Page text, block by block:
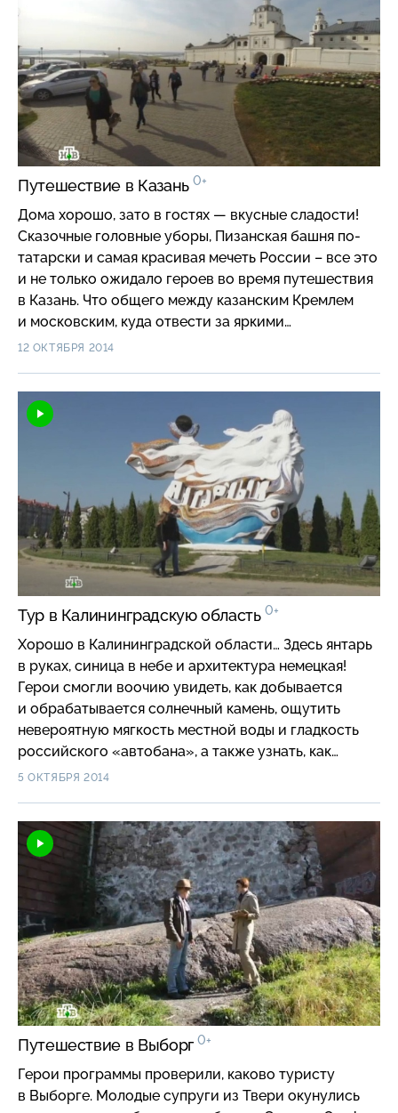
Путешествие в Казань0+
Дома хорошо, зато в гостях — вкусные сладости!
Сказочные головные уборы, Пизанская башня по-
татарски и самая красивая мечеть России – все это
и не только ожидало героев во время путешествия
в Казань. Что общего между казанским Кремлем
и московским, куда отвести за яркими
впечатлениями маленького ребенка и какой шанс
12 ОКТЯБРЯ 2014
Тур в Калининградскую область0+
Хорошо в Калининградской области… Здесь янтарь
в руках, синица в небе и архитектура немецкая!
Герои смогли воочию увидеть, как добывается
и обрабатывается солнечный камень, ощутить
невероятную мягкость местной воды и гладкость
российского «автобана», а также узнать, как
орнитологи на Куршской косе совмещают
5 ОКТЯБРЯ 2014
Путешествие в Выборг0+
Герои программы проверили, каково туристу
в Выборге. Молодые супруги из Твери окунулись